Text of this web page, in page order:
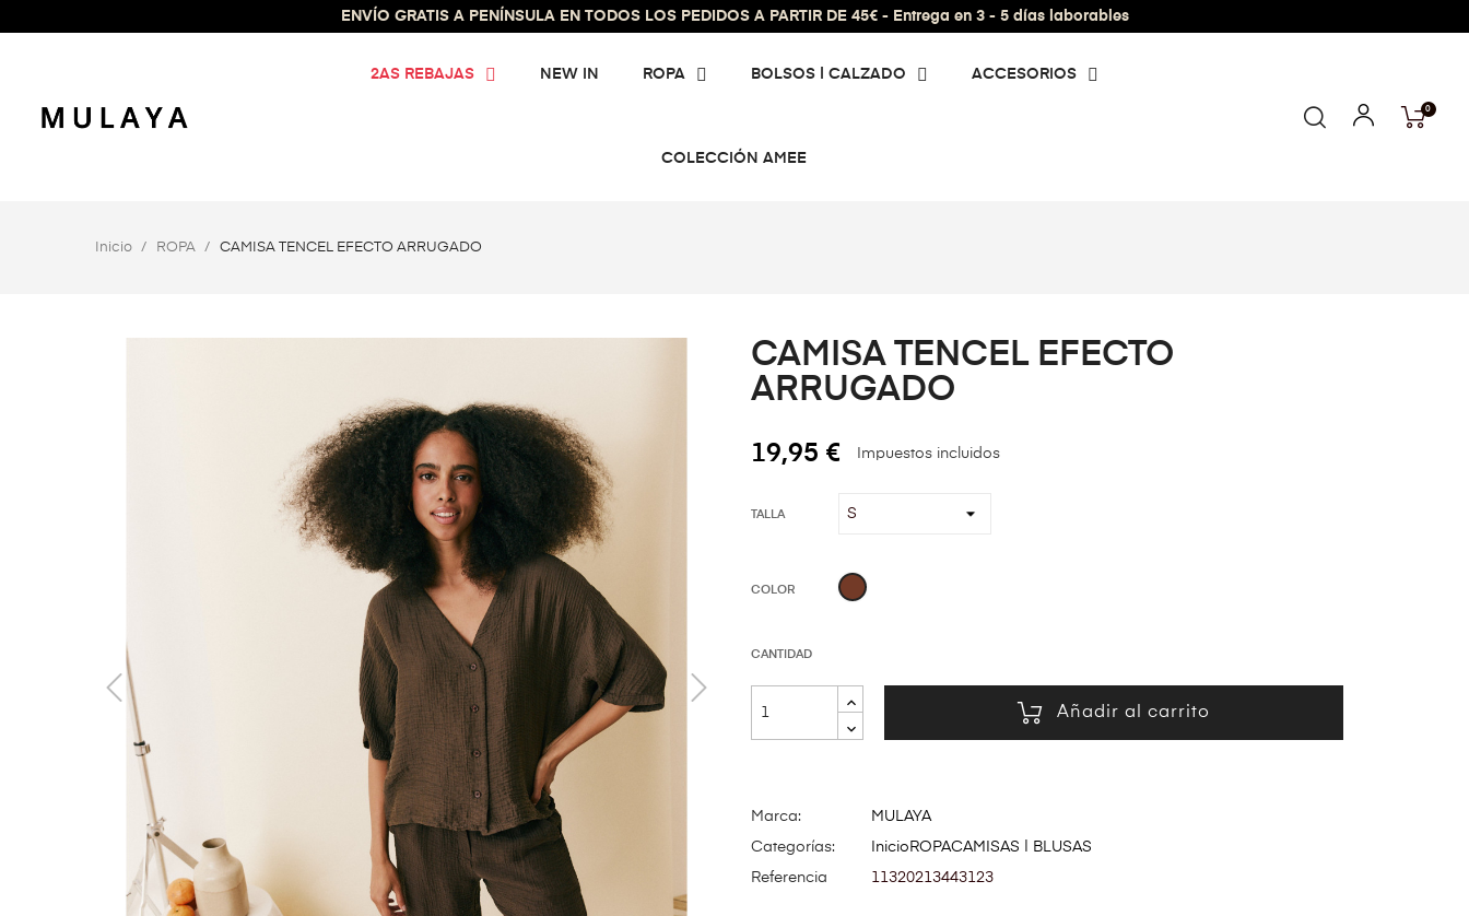
ENVÍO GRATIS A PENÍNSULA EN TODOS LOS PEDIDOS A PARTIR DE 45€ - Entrega en 3 - 5 días laborables
2AS REBAJAS NEW IN ROPA BOLSOS | CALZADO ACCESORIOS
COLECCIÓN AMEE
0
Inicio ROPA CAMISA TENCEL EFECTO ARRUGADO
CAMISA TENCEL EFECTO
ARRUGADO
19,95 € Impuestos incluidos
TALLA
COLOR Marrón
CANTIDAD
Añadir al carrito
Marca:
MULAYA
Categorías:
Inicio ROPACAMISAS | BLUSAS
Referencia
11320213443123